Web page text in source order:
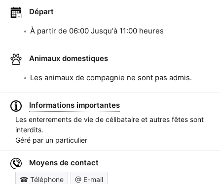
Départ
À partir de 06:00 Jusqu'à 11:00 heures
Animaux domestiques
Les animaux de compagnie ne sont pas admis.
Informations importantes
Les enterrements de vie de célibataire et autres fêtes sont
interdits.
Géré par un particulier
Moyens de contact
☎ Téléphone @ E-mail